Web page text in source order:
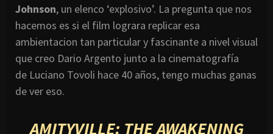
Johnson, un elenco ‘explosivo’. La pregunta que nos
hacemos es si el film lograra replicar esa
ambientacion tan particular y fascinante a nivel visual
que creo Dario Argento junto a la cinematografía
de Luciano Tovoli hace 40 años, tengo muchas ganas
de ver eso.
AMITYVILLE: THE AWAKENING